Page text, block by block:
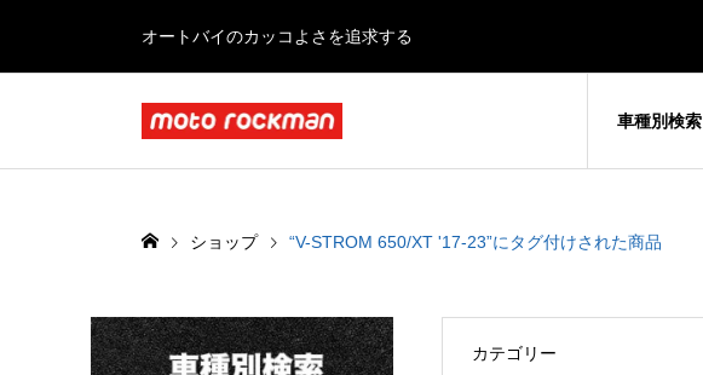
オートバイのカッコよさを追求する
車種別検索
ショップ “V-STROM 650/XT '17-23”にタグ付けされた商品
カテゴリー